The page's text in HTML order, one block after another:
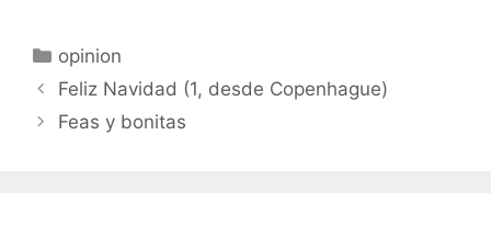
Categorías
opinion
Feliz Navidad (1, desde Copenhague)
Feas y bonitas